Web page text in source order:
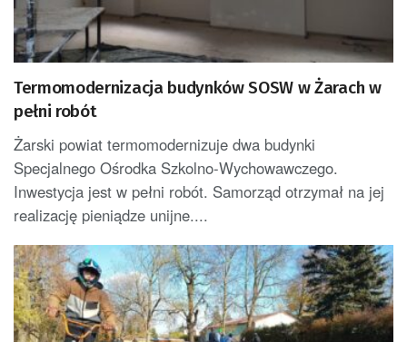
Termomodernizacja budynków SOSW w Żarach w
pełni robót
Żarski powiat termomodernizuje dwa budynki
Specjalnego Ośrodka Szkolno-Wychowawczego.
Inwestycja jest w pełni robót. Samorząd otrzymał na jej
realizację pieniądze unijne....